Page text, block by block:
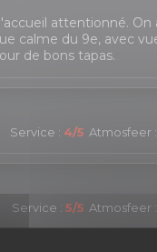
attentionné. On
calme du 9e, avec
de bons tapas.
Service : 4/5 Atmosfeer :
Service : 5/5 Atmosfeer :